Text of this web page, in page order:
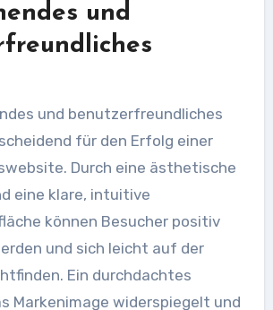
und
und benutzerfreundliches
für den Erfolg einer
Durch eine ästhetische
eine klare, intuitive
können Besucher positiv
und sich leicht auf der
Ein durchdachtes
Markenimage widerspiegelt und